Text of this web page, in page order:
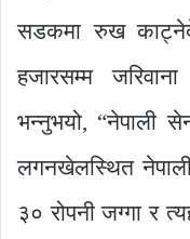
सडकमा रुख
हजारसम्म
भन्नुभयो, “नेपाली
लगनखेलस्थित
३० रोपनी जग्गा र